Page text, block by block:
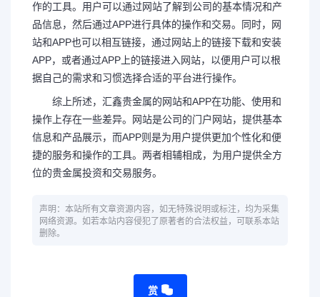
作的工具。用户可以通过网站了解到公司的基本情况和产
品信息，然后通过APP进行具体的操作和交易。同时，网
站和APP也可以相互链接，通过网站上的链接下载和安装
APP，或者通过APP上的链接进入网站，以便用户可以根
据自己的需求和习惯选择合适的平台进行操作。
综上所述，汇鑫贵金属的网站和APP在功能、使用和
操作上存在一些差异。网站是公司的门户网站，提供基本
信息和产品展示，而APP则是为用户提供更加个性化和便
捷的服务和操作的工具。两者相辅相成，为用户提供全方
位的贵金属投资和交易服务。
声明：本站所有文章资源内容，如无特殊说明或标注，均为采集
网络资源。如若本站内容侵犯了原著者的合法权益，可联系本站
删除。
赏